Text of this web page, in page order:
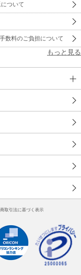
ついて
数料のご負担について
もっと見る
取引法に基づく表示